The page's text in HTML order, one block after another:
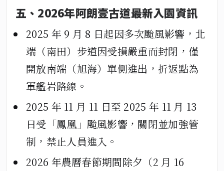
五、2026年阿朗壹古道最新入園資訊
2025 年 9 月 8 日起因多次颱風影響，北
端（南田）步道因受損嚴重而封閉，僅
開放南端（旭海）單側進出，折返點為
軍艦岩路線。
2025 年 11 月 11 日至 2025 年 11 月 13
日受「鳳凰」颱風影響，關閉並加強管
制，禁止人員進入。
2026 年農曆春節期間除夕（2 月 16